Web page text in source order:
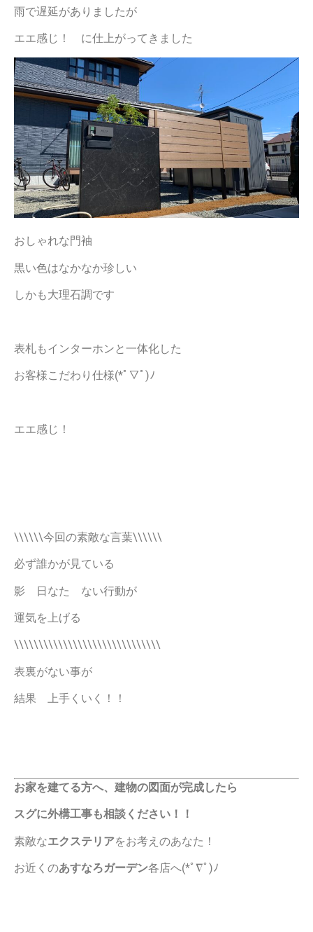
雨で遅延がありましたが
エエ感じ！ に仕上がってきました
おしゃれな門袖
黒い色はなかなか珍しい
しかも大理石調です
表札もインターホンと一体化した
お客様こだわり仕様(*ﾟ▽ﾟ)ﾉ
エエ感じ！
\\\\\\今回の素敵な言葉\\\\\\
必ず誰かが見ている
影 日なた ない行動が
運気を上げる
\\\\\\\\\\\\\\\\\\\\\\\\\\\\\\
表裏がない事が
結果 上手くいく！！
お家を建てる方へ、建物の図面が完成したら
スグに外構工事も相談ください！！
素敵なエクステリアをお考えのあなた！
お近くのあすなろガーデン各店へ(*ﾟ∇ﾟ)ﾉ